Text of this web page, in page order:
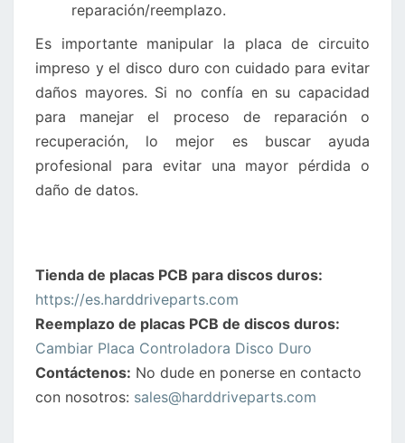
reparación/reemplazo.
Es importante manipular la placa de circuito
impreso y el disco duro con cuidado para evitar
daños mayores. Si no confía en su capacidad
para manejar el proceso de reparación o
recuperación, lo mejor es buscar ayuda
profesional para evitar una mayor pérdida o
daño de datos.
Tienda de placas PCB para discos duros:
https://es.harddriveparts.com
Reemplazo de placas PCB de discos duros:
Cambiar Placa Controladora Disco Duro
Contáctenos: No dude en ponerse en contacto
con nosotros: sales@harddriveparts.com